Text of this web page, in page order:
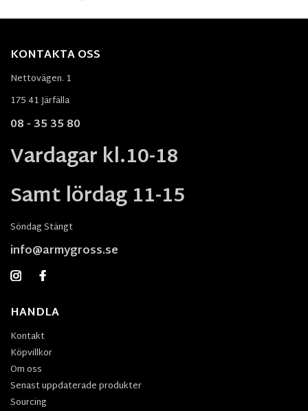
KONTAKTA OSS
Nettovägen. 1
175 41 Järfälla
08 - 35 35 80
Vardagar kl.10-18
Samt lördag 11-15
Söndag Stängt
info@armygross.se
HANDLA
Kontakt
Köpvillkor
Om oss
Senast uppdaterade produkter
Sourcing